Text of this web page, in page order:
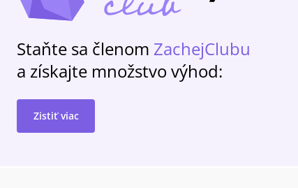
Staňte sa členom ZachejClubu
a získajte množstvo výhod:
Zistiť viac